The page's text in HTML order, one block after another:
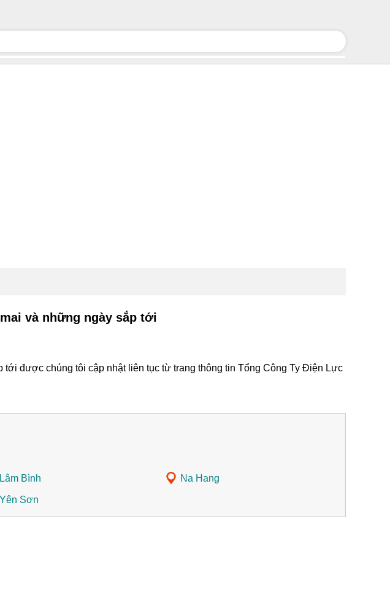
và những ngày sắp tới
tới được chúng tôi cập nhật liên tục từ trang thông tin Tổng Công Ty Điện Lực
Lâm Bình Na Hang
Yên Sơn